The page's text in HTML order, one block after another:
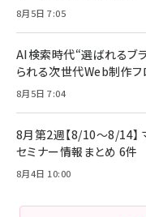
8月5日 7:05
AI検索時代“選ばれるブ
られる次世代Web制作フ
8月5日 7:04
8月第2週【8/10～8/14】
セミナー情報まとめ 6件
8月4日 10:00